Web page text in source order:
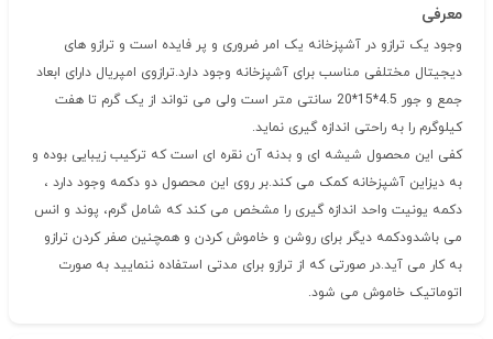
معرفی
وجود یک ترازو در آشپزخانه یک امر ضروری و پر فایده است و ترازو های
دیجیتال مختلفی مناسب برای آشپزخانه وجود دارد.ترازوی امپریال دارای ابعاد
جمع و جور 4.5*15*20 سانتی متر است ولی می تواند از یک گرم تا هفت
کیلوگرم را به راحتی اندازه گیری نماید.
کفی این محصول شیشه ای و بدنه آن نقره ای است که ترکیب زیبایی بوده و
به دیزاین آشپزخانه کمک می کند.بر روی این محصول دو دکمه وجود دارد ،
دکمه یونیت واحد اندازه گیری را مشخص می کند که شامل گرم، پوند و انس
می باشدودکمه دیگر برای روشن و خاموش کردن و همچنین صفر کردن ترازو
به کار می آید.در صورتی که از ترازو برای مدتی استفاده ننمایید به صورت
اتوماتیک خاموش می شود.